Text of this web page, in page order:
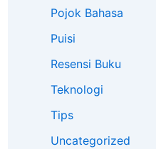
Pojok Bahasa
Puisi
Resensi Buku
Teknologi
Tips
Uncategorized